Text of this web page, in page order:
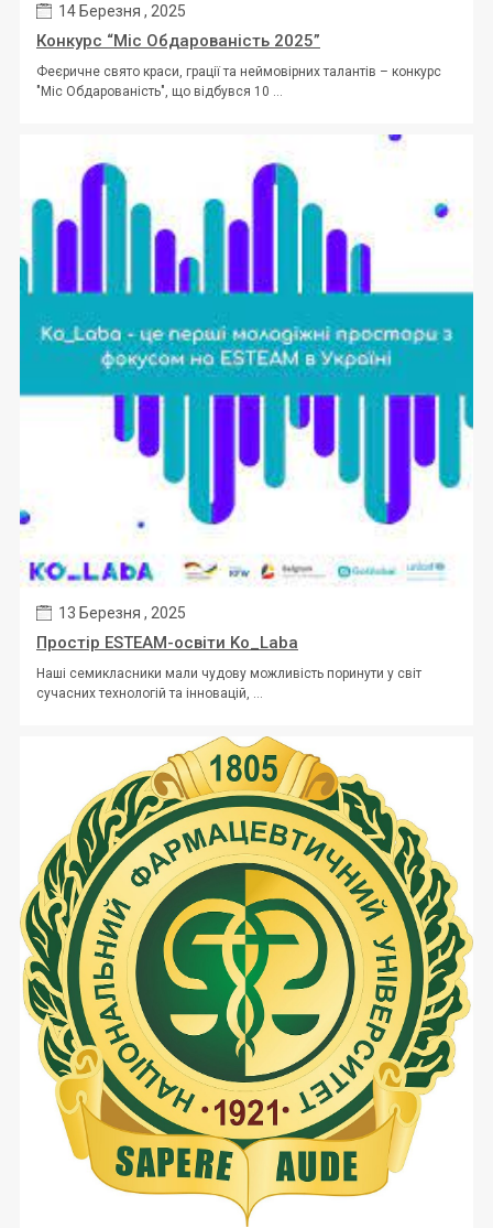
14 Березня , 2025
Конкурс “Міс Обдарованість 2025”
Феєричне свято краси, грації та неймовірних талантів – конкурс
"Міс Обдарованість", що відбувся 10 ...
13 Березня , 2025
Простір ESTEAM-освіти Ko_Laba
Наші семикласники мали чудову можливість поринути у світ
сучасних технологій та інновацій, ...